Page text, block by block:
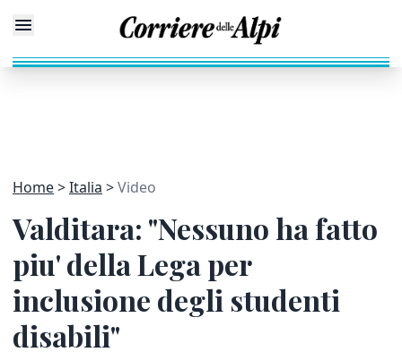
Home Italia Video
Valditara: "Nessuno ha fatto
piu' della Lega per
inclusione degli studenti
disabili"